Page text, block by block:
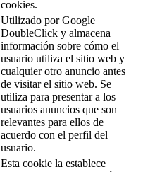
cookies.
Utilizado por Google
DoubleClick y almacena
información sobre cómo el
usuario utiliza el sitio web y
cualquier otro anuncio antes
de visitar el sitio web. Se
utiliza para presentar a los
usuarios anuncios que son
relevantes para ellos de
acuerdo con el perfil del
usuario.
Esta cookie la establece